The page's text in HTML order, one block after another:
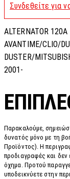
Συνδεθείτε για
ALTERNATOR
AVANTIME/CLIO/
DUSTER/
2001-
Παρακαλούμε,
δυνατός μόνο με τη
Προϊόντος). Η
προδιαγραφές και δεν
όχημα. Προτού
υποδεικνύετε στην